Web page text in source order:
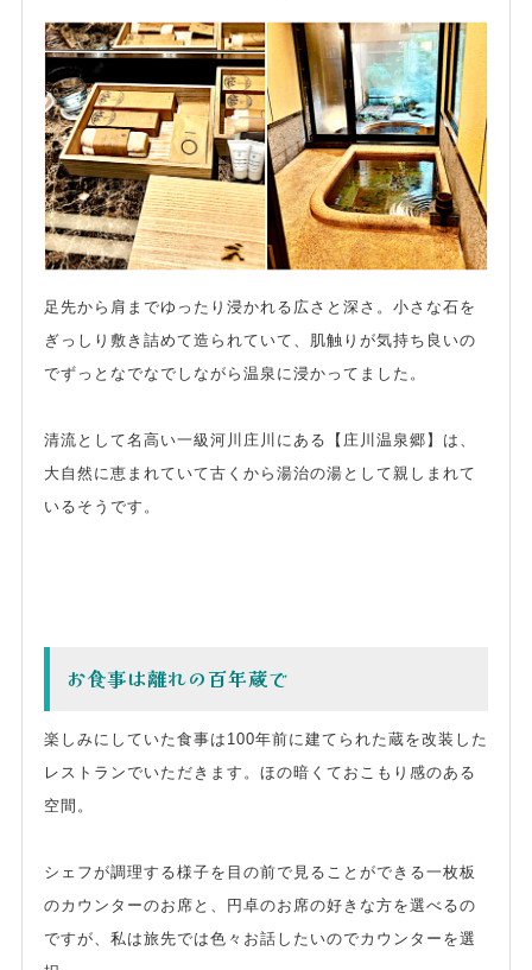
足先から肩までゆったり浸かれる広さと深さ。小さな石を
ぎっしり敷き詰めて造られていて、肌触りが気持ち良いの
でずっとなでなでしながら温泉に浸かってました。
清流として名高い一級河川庄川にある【庄川温泉郷】は、
大自然に恵まれていて古くから湯治の湯として親しまれて
いるそうです。
お食事は離れの百年蔵で
楽しみにしていた食事は100年前に建てられた蔵を改装した
レストランでいただきます。ほの暗くておこもり感のある
空間。
シェフが調理する様子を目の前で見ることができる一枚板
のカウンターのお席と、円卓のお席の好きな方を選べるの
ですが、私は旅先では色々お話したいのでカウンターを選